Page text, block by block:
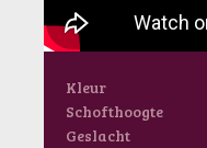
Kleur
Schofthoogte
Geslacht